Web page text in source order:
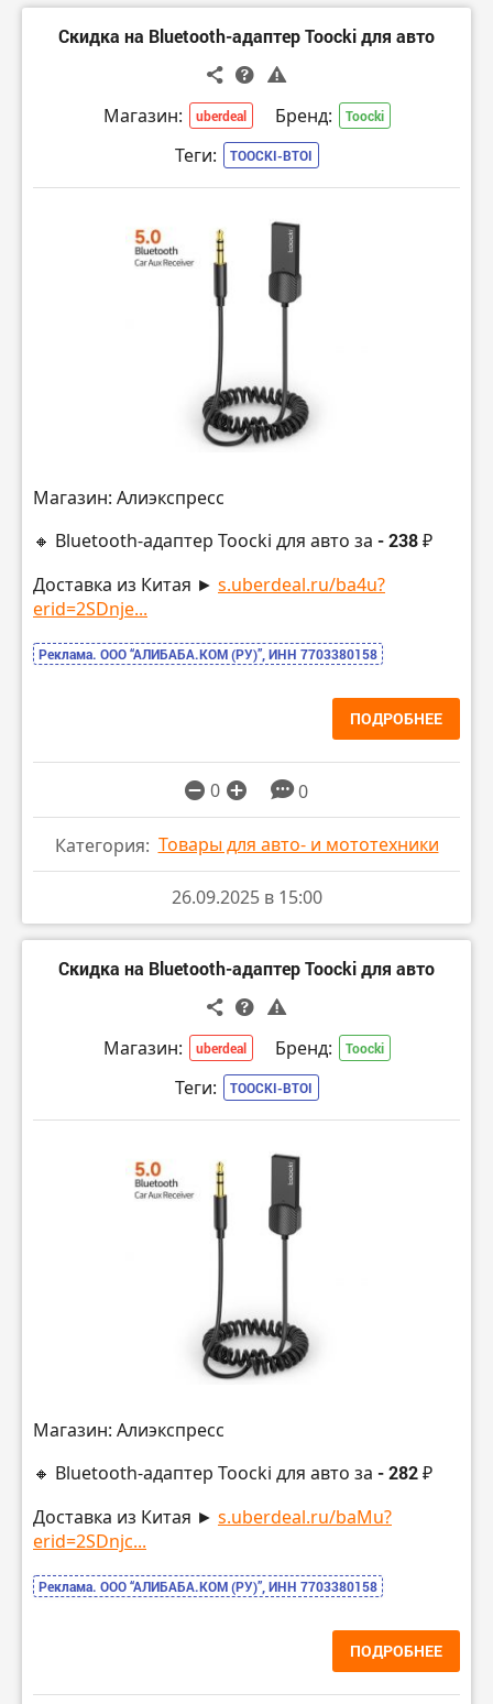
Скидка на Bluetooth-адаптер Toocki для авто
Магазин: uberdeal Бренд: Toocki
Теги: TOOCKI-BTOI
Магазин: Алиэкспресс
🔸 Bluetooth-адаптер Toocki для авто за - 238 ₽
Доставка из Китая ► s.uberdeal.ru/ba4u?
erid=2SDnje...
Реклама. ООО “АЛИБАБА.КОМ (РУ)”, ИНН 7703380158
ПОДРОБНЕЕ
0 0
Категория: Товары для авто- и мототехники
26.09.2025 в 15:00
Скидка на Bluetooth-адаптер Toocki для авто
Магазин: uberdeal Бренд: Toocki
Теги: TOOCKI-BTOI
Магазин: Алиэкспресс
🔸 Bluetooth-адаптер Toocki для авто за - 282 ₽
Доставка из Китая ► s.uberdeal.ru/baMu?
erid=2SDnjc...
Реклама. ООО “АЛИБАБА.КОМ (РУ)”, ИНН 7703380158
ПОДРОБНЕЕ